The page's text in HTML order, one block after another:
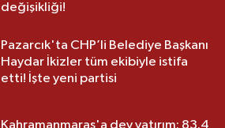
değişikliği!
Pazarcık'ta CHP’li Belediye Başkanı
Haydar İkizler tüm ekibiyle istifa
etti! İşte yeni partisi
Kahramanmaraş'a dev yatırım: 83.4